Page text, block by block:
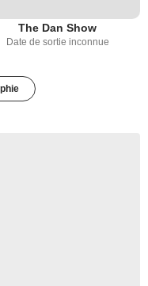
The Dan Show
Date de sortie inconnue